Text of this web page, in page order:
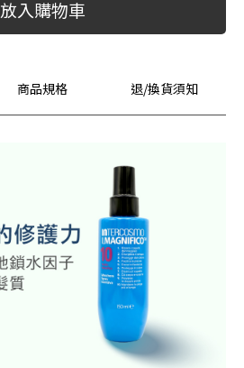
放入購物車
商品規格 退/換貨須知